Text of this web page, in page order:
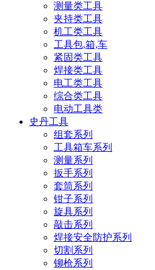
测量类工具
夹持类工具
机工类工具
工具包,箱,车
紧固类工具
焊接类工具
电工类工具
综合类工具
电动工具类
史丹工具
组套系列
工具箱车系列
测量系列
扳手系列
套筒系列
钳子系列
旋具系列
敲击系列
焊接安全防护系列
切割系列
铆枪系列